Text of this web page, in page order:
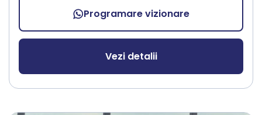
Programare vizionare
Vezi detalii